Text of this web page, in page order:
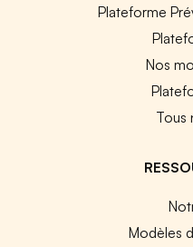
Plateforme
Nos
Tous
Modèles